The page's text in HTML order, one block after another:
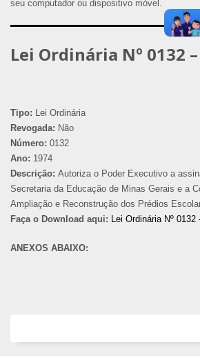
seu computador ou dispositivo móvel.
Lei Ordinária Nº 0132
Tipo: Lei Ordinária
Revogada: Não
Número: 0132
Ano: 1974
Descrição: Autoriza o Poder Executivo a
Secretaria da Educação de Minas Gerais e a
Ampliação e Reconstrução dos Prédios
Faça o Download aqui: Lei Ordinária Nº 0132
ANEXOS ABAIXO: